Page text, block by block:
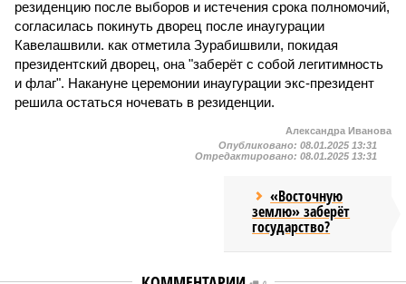
резиденцию после выборов и истечения срока полномочий,
согласилась покинуть дворец после инаугурации
Кавелашвили. как отметила Зурабишвили, покидая
президентский дворец, она "заберёт с собой легитимность
и флаг". Накануне церемонии инаугурации экс-президент
решила остаться ночевать в резиденции.
Александра Иванова
Опубликовано: 08.01.2025 13:31
Отредактировано: 08.01.2025 13:31
«Восточную
землю» заберёт
государство?